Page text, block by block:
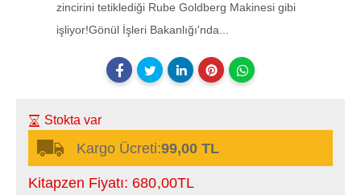
zincirini tetiklediği Rube Goldberg Makinesi gibi
işliyor!Gönül İşleri Bakanlığı'nda...
Stokta var
Kargo Ücreti:99,00 TL
Kitapzen Fiyatı: 680,00TL